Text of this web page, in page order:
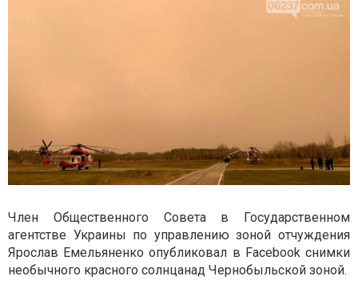
Член Общественного Совета в Государственном
агентстве Украины по управлению зоной отчуждения
Ярослав Емельяненко опубликовал в Facebook снимки
необычного красного солнцанад Чернобыльской зоной.